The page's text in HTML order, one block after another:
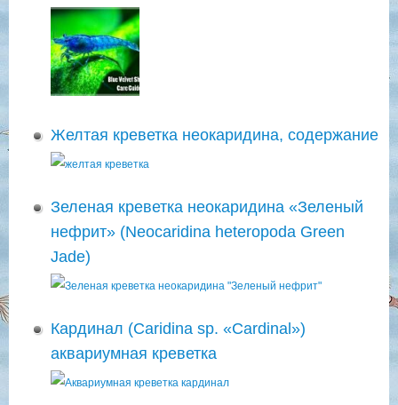
Желтая креветка неокаридина, содержание
Зеленая креветка неокаридина «Зеленый
нефрит» (Neocaridina heteropoda Green
Jade)
Кардинал (Caridina sp. «Cardinal»)
аквариумная креветка